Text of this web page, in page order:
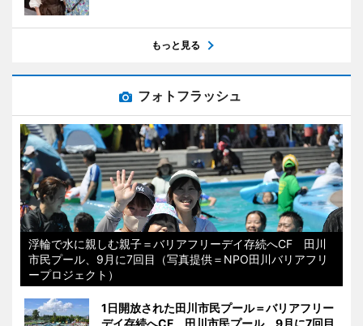
もっと見る
フォトフラッシュ
浮輪で水に親しむ親子＝バリアフリーデイ存続へCF 田川
市民プール、9月に7回目（写真提供＝NPO田川バリアフリ
ープロジェクト）
1日開放された田川市民プール＝バリアフリー
デイ存続へCF 田川市民プール、9月に7回目